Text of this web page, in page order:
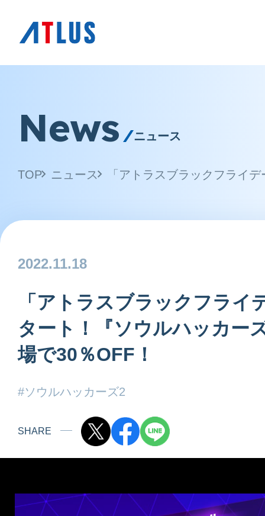
News ニュース
TOP ニュース
2022.11.18
「アトラスブラックフライ
タート！『ソウルハッカー
場で30％OFF！
#ソウルハッカーズ2
SHARE